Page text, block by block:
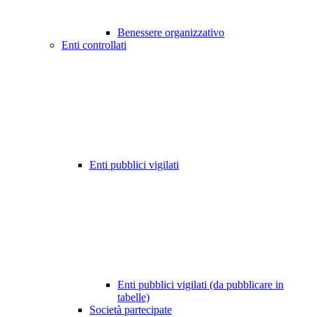
Benessere organizzativo
Enti controllati
Enti pubblici vigilati
Enti pubblici vigilati (da pubblicare in
tabelle)
Società partecipate